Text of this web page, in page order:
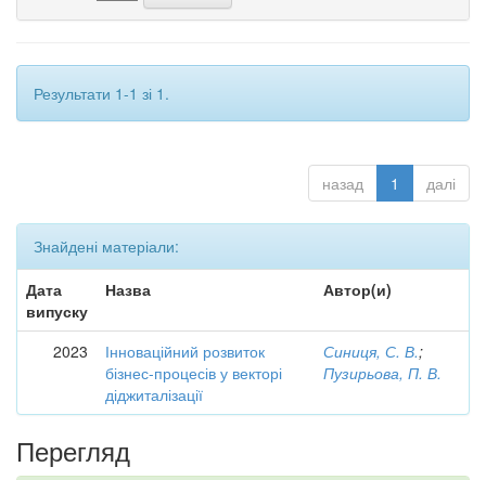
Результати 1-1 зі 1.
назад 1 далі
Знайдені матеріали:
Дата
випуску
Назва Автор(и)
2023
Інноваційний розвиток
бізнес-процесів у векторі
діджиталізації
Синиця, С. В.;
Пузирьова, П. В.
Перегляд